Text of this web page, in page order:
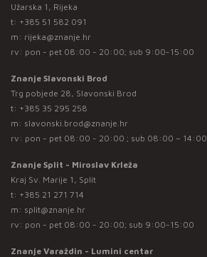
Užarska 1, Rijeka
t: +385 51 582 091
m: rijeka@znanje.hr
rv: pon - pet 08:00 - 20:00; sub 9:00-15:00
Znanje Slavonski Brod
Trg pobjede 28, Slavonski Brod
t: +385 35 295 258
m: slavonski.brod@znanje.hr
rv: pon - pet 08:00 - 20:00 ; sub 08:00 – 14:00
Znanje Split - Miroslav Krleža
Kraj Sv. Marije 1, Split
t: +385 21 271 714
m: split@znanje.hr
rv: pon - pet 08:00 - 20:00; sub 9:00-15:00
Znanje Varaždin - Lumini centar